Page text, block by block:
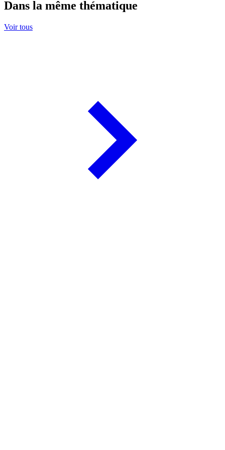
Dans la même thématique
Voir tous